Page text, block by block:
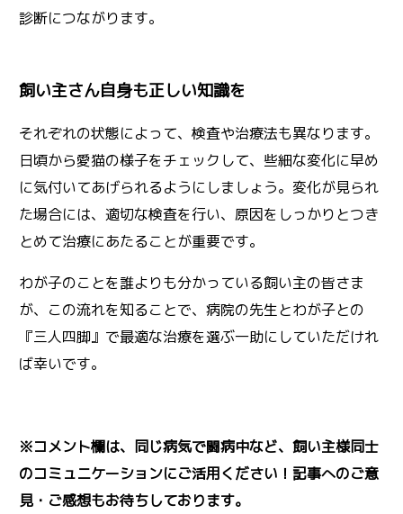
診断につながります。
飼い主さん自身も正しい知識を
それぞれの状態によって、検査や治療法も異なります。
日頃から愛猫の様子をチェックして、些細な変化に早め
に気付いてあげられるようにしましょう。変化が見られ
た場合には、適切な検査を行い、原因をしっかりとつき
とめて治療にあたることが重要です。
わが子のことを誰よりも分かっている飼い主の皆さま
が、この流れを知ることで、病院の先生とわが子との
『三人四脚』で最適な治療を選ぶ一助にしていただけれ
ば幸いです。
※コメント欄は、同じ病気で闘病中など、飼い主様同士
のコミュニケーションにご活用ください！記事へのご意
見・ご感想もお待ちしております。